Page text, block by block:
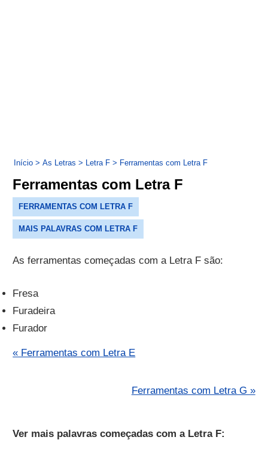
Início > As Letras > Letra F > Ferramentas com Letra F
Ferramentas com Letra F
FERRAMENTAS COM LETRA F
MAIS PALAVRAS COM LETRA F
As ferramentas começadas com a Letra F são:
Fresa
Furadeira
Furador
« Ferramentas com Letra E
Ferramentas com Letra G »
Ver mais palavras começadas com a Letra F: